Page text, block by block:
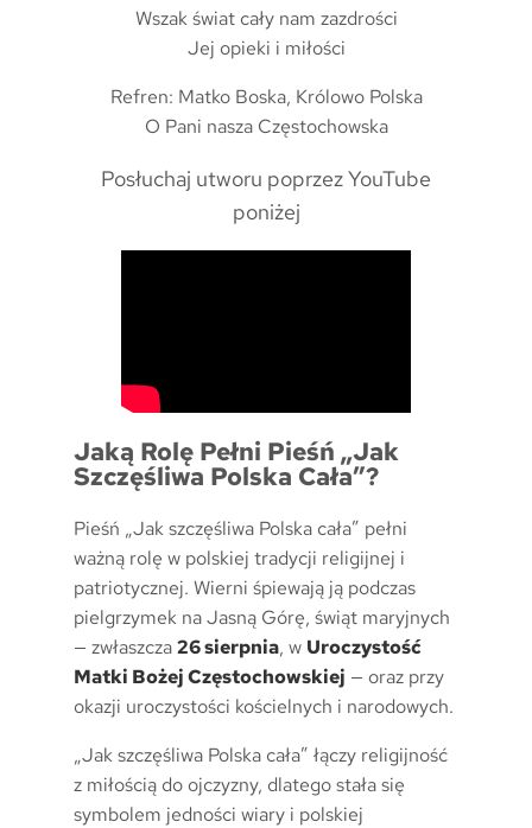
Wszak świat cały nam zazdrości
Jej opieki i miłości
Refren: Matko Boska, Królowo Polska
O Pani nasza Częstochowska
Posłuchaj utworu poprzez YouTube
poniżej
Jaką Rolę Pełni Pieśń „Jak
Szczęśliwa Polska Cała”?
Pieśń „Jak szczęśliwa Polska cała” pełni
ważną rolę w polskiej tradycji religijnej i
patriotycznej. Wierni śpiewają ją podczas
pielgrzymek na Jasną Górę, świąt maryjnych
— zwłaszcza26 sierpnia, w Uroczystość
Matki Bożej Częstochowskiej — oraz przy
okazji uroczystości kościelnych i narodowych.
„Jak szczęśliwa Polska cała” łączy religijność
z miłością do ojczyzny, dlatego stała się
symbolem jedności wiary i polskiej